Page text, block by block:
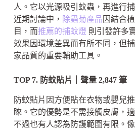
人。它以光源吸引蚊蟲，再進行
近期討論中， 除蟲菊產品 因結合
目，而推薦的捕蚊燈則引發許多
效果因環境差異而有所不同，但
家品質的重要輔助工具。
TOP 7. 防蚊貼片｜聲量 2,847 筆
防蚊貼片因方便貼在衣物或嬰兒
睞。它的優勢是不需接觸皮膚，
不過也有人認為防護範圍有限。像